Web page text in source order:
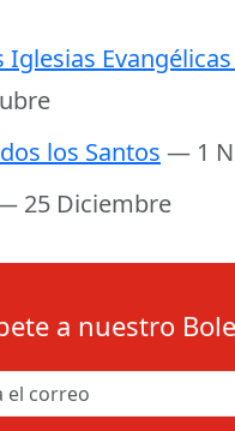
Iglesias
los Santos — 1
25 Diciembre
a nuestro